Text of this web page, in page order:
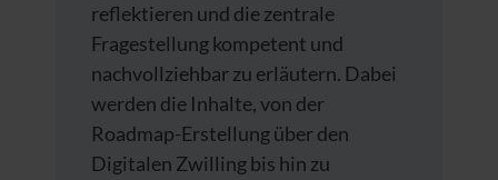
reflektieren und die zentrale
Fragestellung kompetent und
nachvollziehbar zu erläutern. Dabei
werden die Inhalte, von der
Roadmap-Erstellung über den
Digitalen Zwilling bis hin zu